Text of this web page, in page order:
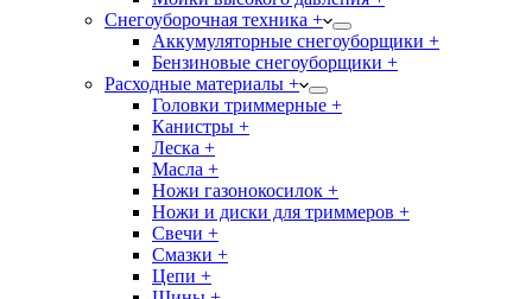
Снегоуборочная техника +
Аккумуляторные снегоуборщики +
Бензиновые снегоуборщики +
Расходные материалы +
Головки триммерные +
Канистры +
Леска +
Масла +
Ножи газонокосилок +
Ножи и диски для триммеров +
Свечи +
Смазки +
Цепи +